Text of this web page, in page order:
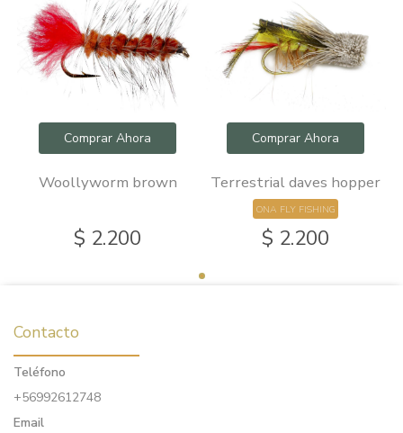
Comprar Ahora
Woollyworm brown
$ 2.200
Comprar Ahora
Terrestrial daves hopper
ONA FLY FISHING
$ 2.200
Contacto
Teléfono
+56992612748
Email